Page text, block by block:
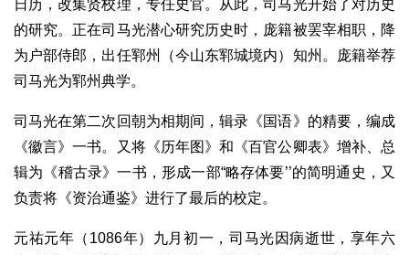
日历，改集贤校理，专任史官。从此，司马光开始了对历史
的研究。正在司马光潜心研究历史时，庞籍被罢宰相职，降
为户部侍郎，出任郓州（今山东郓城境内）知州。庞籍举荐
司马光为郓州典学。
司马光在第二次回朝为相期间，辑录《国语》的精要，编成
《徽言》一书。又将《历年图》和《百官公卿表》增补、总
辑为《稽古录》一书，形成一部“略存体要’’的简明通史，又
负责将《资治通鉴》进行了最后的校定。
元祐元年（1086年）九月初一，司马光因病逝世，享年六